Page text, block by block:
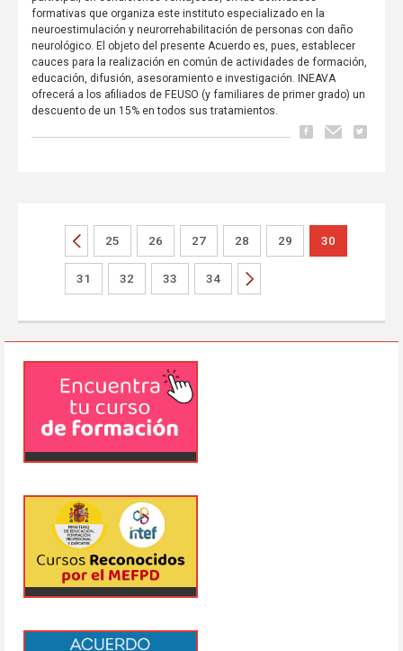
formativas que organiza este instituto especializado en la
neuroestimulación y neurorrehabilitación de personas con daño
neurológico. El objeto del presente Acuerdo es, pues, establecer
cauces para la realización en común de actividades de formación,
educación, difusión, asesoramiento e investigación. INEAVA
ofrecerá a los afiliados de FEUSO (y familiares de primer grado) un
descuento de un 15% en todos sus tratamientos.
25 26 27 28 29 30
31 32 33 34